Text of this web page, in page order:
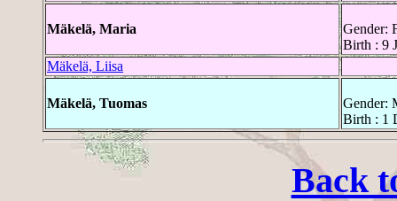
Mäkelä, Maria
Gender:
Birth : 9
Mäkelä, Liisa
Mäkelä, Tuomas
Gender:
Birth : 1
Back